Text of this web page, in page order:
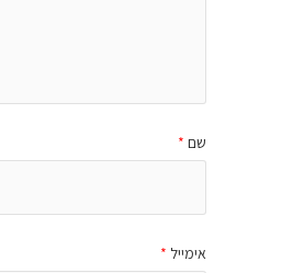
שם *
אימייל *